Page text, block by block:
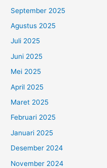
September 2025
Agustus 2025
Juli 2025
Juni 2025
Mei 2025
April 2025
Maret 2025
Februari 2025
Januari 2025
Desember 2024
November 2024